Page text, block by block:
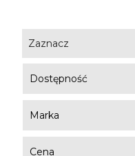
Zaznacz
Dostępność
Marka
Cena